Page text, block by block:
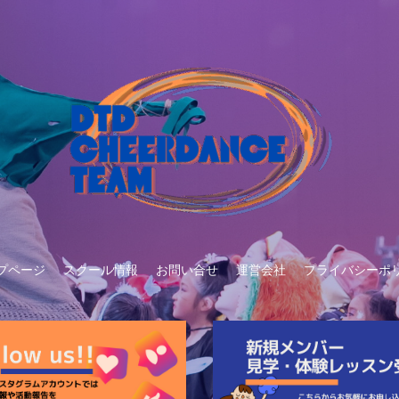
ページ スクール情報 お問い合せ 運営会社 プライバシーポ